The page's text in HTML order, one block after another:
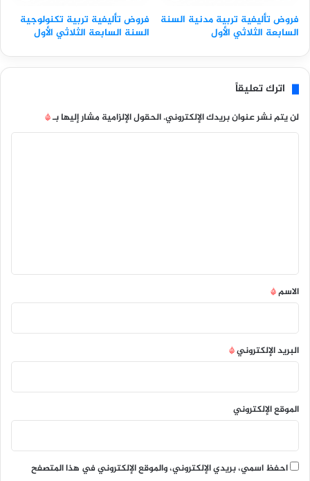
فروض تأليفية تربية مدنية السنة
السابعة الثلاثي الأول
فروض تأليفية تربية تكنولوجية
السنة السابعة الثلاثي الأول
اترك تعليقاً
لن يتم نشر عنوان بريدك الإلكتروني.الحقول الإلزامية مشار إليها بـ*
*
الاسم*
البريد الإلكتروني*
الموقع الإلكتروني
احفظ اسمي، بريدي الإلكتروني، والموقع الإلكتروني في هذا المتصفح